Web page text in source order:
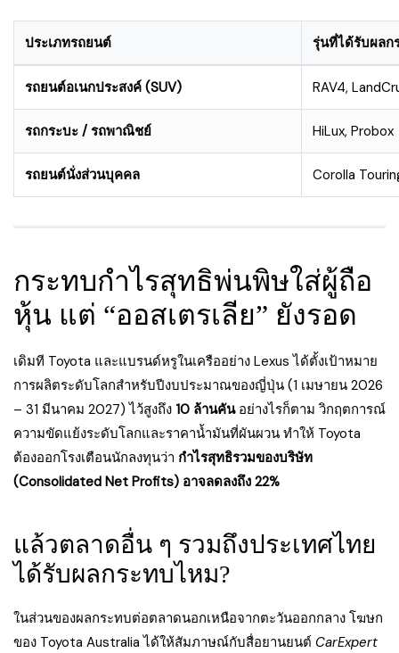
ประเภทรถยนต์ รุ่นที่ได้รับผลก
รถยนต์อเนกประสงค์ (SUV) RAV4,
รถกระบะ / รถพาณิชย์ HiLux, Probox
รถยนต์นั่งส่วนบุคคล Corolla
กระทบกำไรสุทธิพ่นพิษใส่ผู้ถือ
หุ้น แต่ “ออสเตรเลีย” ยังรอด
เดิมที Toyota และแบรนด์หรูในเครืออย่าง Lexus ได้ตั้งเป้าหมาย
การผลิตระดับโลกสำหรับปีงบประมาณของญี่ปุ่น (1 เมษายน 2026
– 31 มีนาคม 2027) ไว้สูงถึง 10 ล้านคันอย่างไรก็ตาม วิกฤตการณ์
ความขัดแย้งระดับโลกและราคาน้ำมันที่ผันผวน ทำให้ Toyota
ต้องออกโรงเตือนนักลงทุนว่า กำไรสุทธิรวมของบริษัท
(Consolidated Net Profits) อาจลดลงถึง 22%
แล้วตลาดอื่น ๆ รวมถึงประเทศไทย
ได้รับผลกระทบไหม?
ในส่วนของผลกระทบต่อตลาดนอกเหนือจากตะวันออกกลาง โฆษก
ของ Toyota Australia ได้ให้สัมภาษณ์กับสื่อยานยนต์ CarExpert